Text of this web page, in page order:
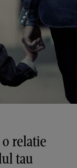
o relatie
tau